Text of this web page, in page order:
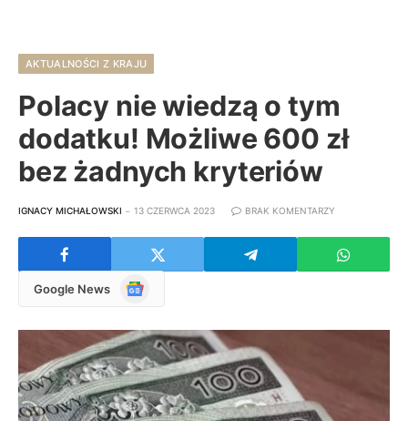
AKTUALNOŚCI Z KRAJU
Polacy nie wiedzą o tym
dodatku! Możliwe 600 zł
bez żadnych kryteriów
IGNACY MICHAŁOWSKI 13 CZERWCA 2023 BRAK KOMENTARZY
Google News
Google